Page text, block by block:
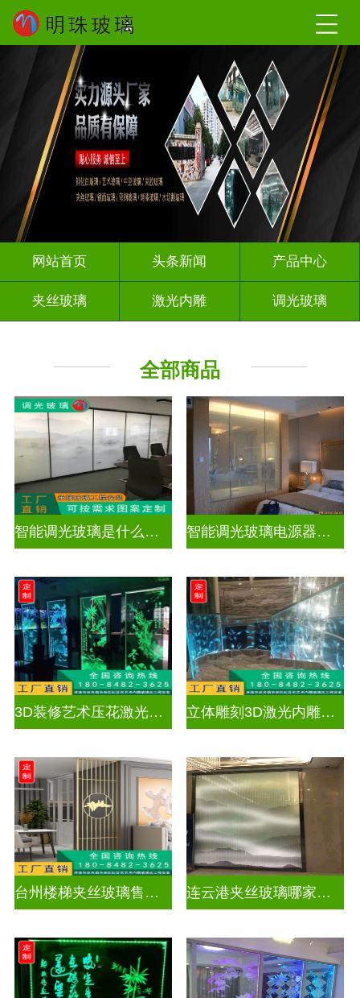
网站首页 头条新闻 产品中心
夹丝玻璃 激光内雕 调光玻璃
山水画
全部商品
智能调光玻璃是什么材料做的好 智能调光玻璃电源器厂家排名
3D装修艺术压花激光内雕发光艺术玻璃 立体雕刻3D激光内雕玻璃
台州楼梯夹丝玻璃售价表 连云港夹丝玻璃哪家好点